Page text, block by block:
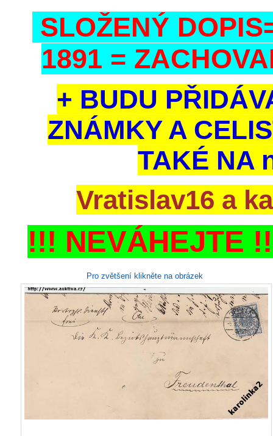
SLOŽENÝ
1891 =
+ BUDU
ZNÁMKY A
TAKÉ NA
Vratislav16 a
!!! NEVÁHEJTE
Pro zvětšení klikněte na obrázek